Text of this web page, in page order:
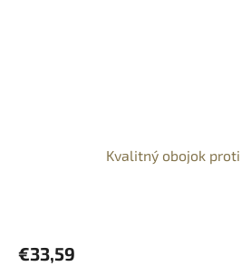
Kvalitný obojok
€33,59